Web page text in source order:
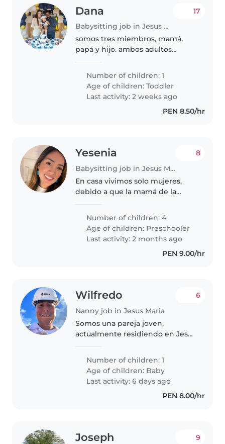
Dana
Babysitting job in Jesus Maria
17
somos tres miembros, mamá,
papá y hijo. ambos adultos
los abuelos del bebé, en un
anexo. Tenemos un gato, es
tranquilo, interecatua muy poco
Number of children: 1
Age of children:Toddler
Last activity: 2 weeks ago
PEN 8.50/hr
Yesenia
Babysitting job in Jesus Maria
8
En casa vivimos solo mujeres,
debido a que la mamá de la
necesita a una señorita que
cuide, alimente, ayude en sus
tareas, y pinturas, a una niña de 6
años..
Number of children: 4
Age of children: Preschooler
Last activity: 2 months ago
PEN 9.00/hr
Wilfredo
Nanny job in Jesus Maria
6
Somos una pareja joven,
actualmente residiendo en Jesús
pequeño de 01 cuarto 01 baño
sala comedor y un patio,
necesitamos el apoyo de una
nana para la..
Number of children: 1
Age of children: Baby
Last activity: 6 days ago
PEN 8.00/hr
Joseph 9